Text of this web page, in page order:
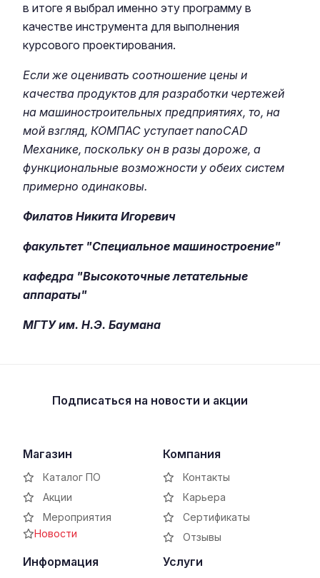
в итоге я выбрал именно эту программу в
качестве инструмента для выполнения
курсового проектирования.
Если же оценивать соотношение цены и
качества продуктов для разработки чертежей
на машиностроительных предприятиях, то, на
мой взгляд, КОМПАС уступает nanoCAD
Механике, поскольку он в разы дороже, а
функциональные возможности у обеих систем
примерно одинаковы.
Филатов Никита Игоревич
факультет "Специальное машиностроение"
кафедра "Высокоточные летательные
аппараты"
МГТУ им. Н.Э. Баумана
Подписаться на новости и акции
Магазин
Каталог ПО
Акции
Мероприятия
Новости
Компания
Контакты
Карьера
Сертификаты
Отзывы
Информация Услуги